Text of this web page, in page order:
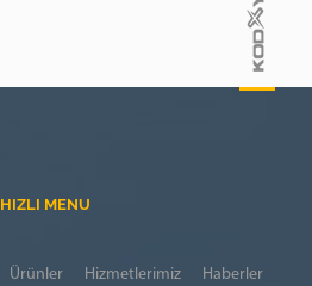
HIZLI MENU
Ürünler Hizmetlerimiz
Haberler